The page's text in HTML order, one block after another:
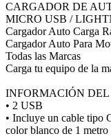
CARGADOR DE
MICRO USB /
Cargador Auto Carga
Cargador Auto Para
Todas las Marcas
Carga tu equipo de la
INFORMACIÓN DEL
• 2 USB
• Incluye un cable tipo
color blanco de 1 metro